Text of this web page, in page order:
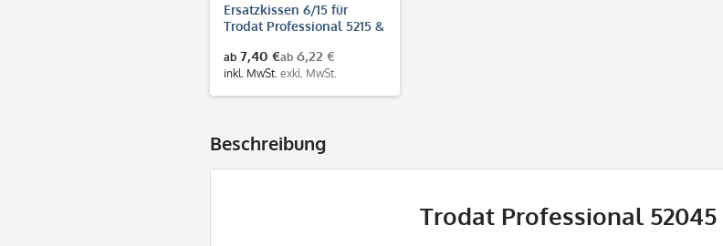
Ersatzkissen 6/15 für
Trodat Professional 5215 &
ab 7,40 €
inkl. MwSt.
ab 6,22 €
exkl. MwSt.
Beschreibung
Trodat Professional